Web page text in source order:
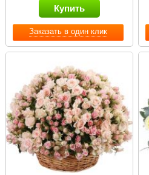
Заказать в один клик
Купить